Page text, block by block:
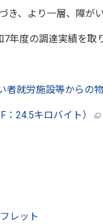
、より一層、障が
度の調達実績を取
就労施設等からの
24.5キロバイト）
レット